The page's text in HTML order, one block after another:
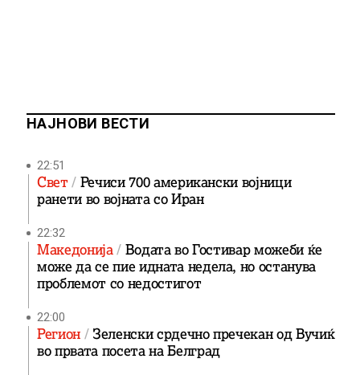
НАЈНОВИ ВЕСТИ
22:51
Свет Речиси 700 американски војници
ранети во војната со Иран
22:32
Македонија Водата во Гостивар можеби ќе
може да се пие идната недела, но останува
проблемот со недостигот
22:00
Регион
Зеленски срдечно пречекан од Вучиќ
во првата посета на Белград